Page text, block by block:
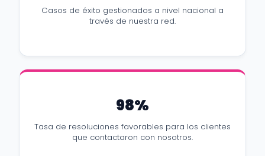
Casos de éxito gestionados a nivel nacional a
través de nuestra red.
98%
Tasa de resoluciones favorables para los clientes
que contactaron con nosotros.